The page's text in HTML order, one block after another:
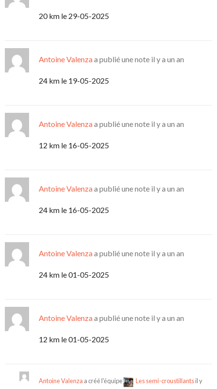
20 km le 29-05-2025
Antoine Valenzaa publié une note il y a un an
24 km le 19-05-2025
Antoine Valenzaa publié une note il y a un an
12 km le 16-05-2025
Antoine Valenzaa publié une note il y a un an
24 km le 16-05-2025
Antoine Valenzaa publié une note il y a un an
24 km le 01-05-2025
Antoine Valenzaa publié une note il y a un an
12 km le 01-05-2025
Antoine Valenza a créé l'équipe Les semi-croustillantsil y